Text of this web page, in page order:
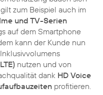
zum Beispiel auch im
und TV-Serien
auf dem Smartphone
kann der Kunde nun
nutzen und von
dank HD Voice
profitieren.